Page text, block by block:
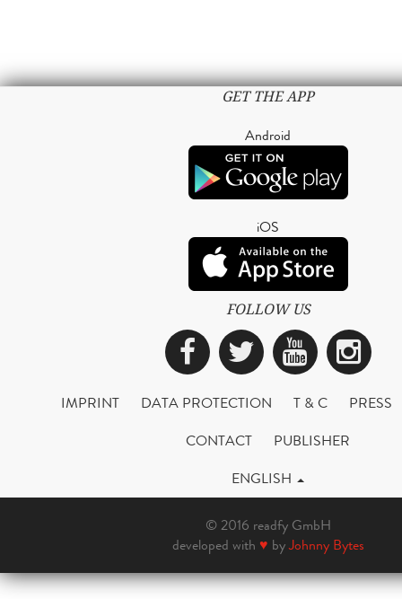
GET THE APP
Android
iOS
FOLLOW US
Facebook
Twitter
IMPRINT DATA PROTECTION T & C
PRESS
CONTACT
PUBLISHER
ENGLISH
© 2016 readfy GmbH
developed with ♥ byJohnny Bytes